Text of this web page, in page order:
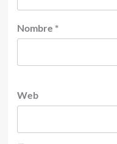
Nombre *
Web